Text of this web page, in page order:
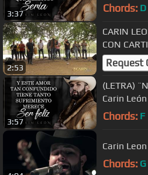
3:37 Chords: D
2:53
CARIN
CON
Request
3:57
(LETRA)
Carin
Chords: F
Carin
Chords: G